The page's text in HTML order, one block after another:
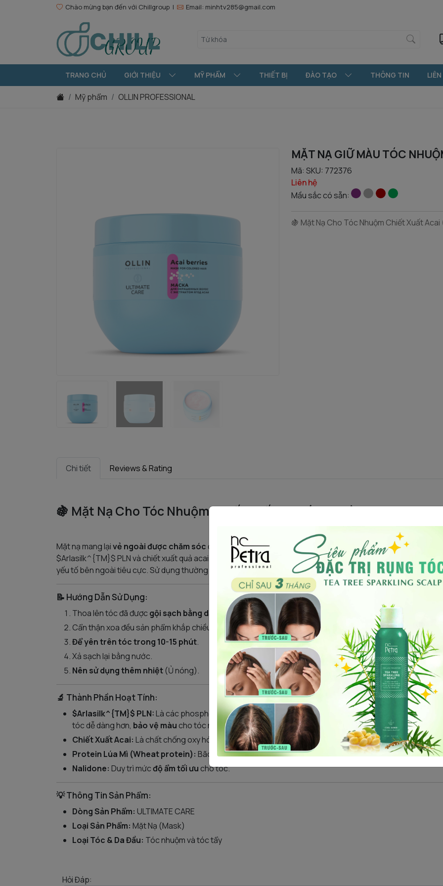
Chào mừng bạn đến với Chillgroup | Email: minhtv285@gmail.com
TRANG CHỦ GIỚI THIỆU MỸ PHẨM THIẾT BỊ ĐÀO TẠO THÔNG TIN
Mỹ phẩm OLLIN PROFESSIONAL
MẶT NẠ GIỮ MÀU TÓC
Mã: SKU: 772376
Liên hệ
Mầu sắc có sẵn:
🍇 Mặt Nạ Cho Tóc Nhuộm Chiết Xuất
Chi tiết Reviews & Rating
🍇 Mặt Nạ Cho Tóc Nhuộm Chiết Xuất Acai (500ml)
Mặt nạ mang lạivẻ ngoài được chăm sóc cho tóc, làm cho tóc trở nên mềm mại và bóng mượtngay sau
$Arlasilk^{TM}$ PLN và chiết xuất quả acai tạo ra một
lớp màng bảo vệ vô hìnhtrên tóc, giúp giữ màu tóc
yếu tố bên ngoài tiêu cực. Sử dụng thường xuyên sẽphục hồi độ đàn hồi, sựmềm mượt như lụa và độ
📝 Hướng Dẫn Sử Dụng:
Thoa lên tóc đã được gội sạch bằng dầu gội.
Cẩn thận xoa đều sản phẩm khắp chiều dài tóc.
Để yên trên tóc trong 10-15 phút.
Xả sạch lại bằng nước.
Nên sử dụng thêm nhiệt (Ủ nóng).
🔬 Thành Phần Hoạt Tính:
$Arlasilk^{TM}$ PLN:Là các phospholipid được chiết xuất từ dầu cây rum dại, giàu axit linoleic. Chúng
tóc dễ dàng hơn, bảo vệ màu cho tóc nhuộm và duy trì hiệu quả chống tĩnh điện lâu dài.
Chiết Xuất Acai: Là chất chống oxy hóa, giúp bảo vệ hạt màu nhân tạo khỏi các gốc tự do vàtăng
Protein Lúa Mì (Wheat protein): Bão hòa sợi tóc, làm cho tóc trở nênđàn hồi và mềm mại.
Nalidone: Duy trì mứcđộ ẩm tối ưu cho tóc.
💡 Thông Tin Sản Phẩm:
Dòng Sản Phẩm: ULTIMATE CARE
Loại Sản Phẩm: Mặt Nạ (Mask)
Loại Tóc & Da Đầu: Tóc nhuộm và tóc tẩy
Hỏi Đáp: